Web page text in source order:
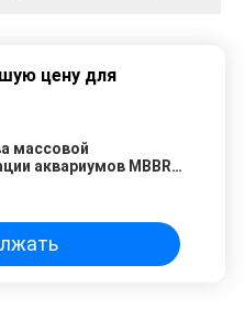
sessions. Highly
visual clarity is fantastic
No more eye
Highly recommend
it up properly!""The Pico
once you dial in the
adjustment is
цену для
массовой
аквариумов MBBR